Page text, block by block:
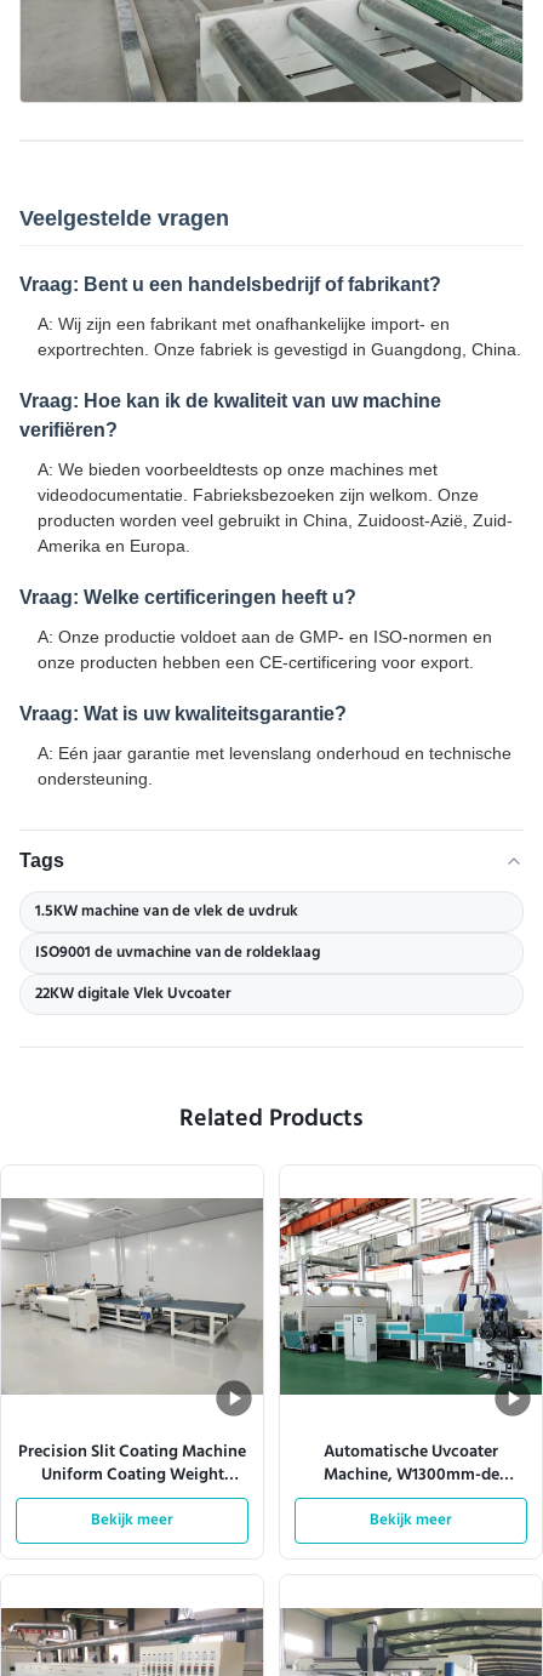
Veelgestelde vragen
Vraag: Bent u een handelsbedrijf of fabrikant?
A: Wij zijn een fabrikant met onafhankelijke import- en
exportrechten. Onze fabriek is gevestigd in Guangdong, China.
Vraag: Hoe kan ik de kwaliteit van uw machine
verifiëren?
A: We bieden voorbeeldtests op onze machines met
videodocumentatie. Fabrieksbezoeken zijn welkom. Onze
producten worden veel gebruikt in China, Zuidoost-Azië, Zuid-
Amerika en Europa.
Vraag: Welke certificeringen heeft u?
A: Onze productie voldoet aan de GMP- en ISO-normen en
onze producten hebben een CE-certificering voor export.
Vraag: Wat is uw kwaliteitsgarantie?
A: Eén jaar garantie met levenslang onderhoud en technische
ondersteuning.
Tags
1.5KW machine van de vlek de uvdruk
ISO9001 de uvmachine van de roldeklaag
22KW digitale Vlek Uvcoater
Related Products
Precision Slit Coating Machine
Uniform Coating Weight
Verstelbare matrijzen
Bekijk meer
Automatische Uvcoater
Machine, W1300mm-de
Productielijn van de Nevelverf
Bekijk meer